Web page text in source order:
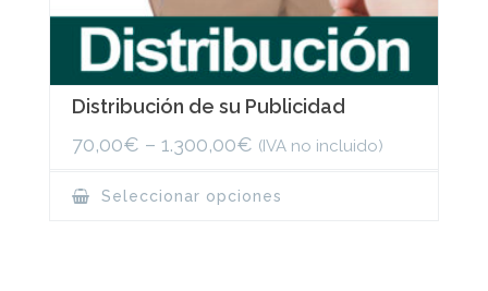
Distribución de su Publicidad
70,00€ – 1.300,00€ (IVA no incluido)
Seleccionar opciones